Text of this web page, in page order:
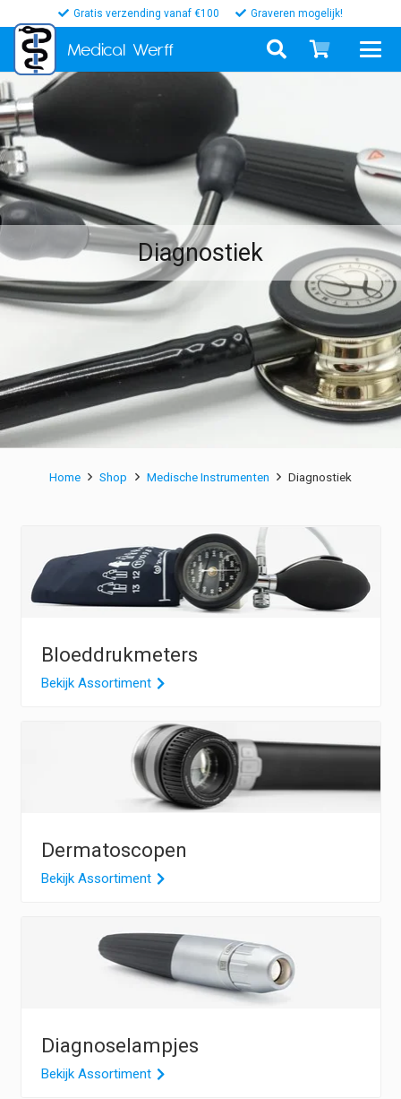
Gratis verzending vanaf €100 Graveren mogelijk!
Medical Werff
Diagnostiek
Home Shop Medische Instrumenten Diagnostiek
Bloeddrukmeters
Bekijk Assortiment
Dermatoscopen
Bekijk Assortiment
Diagnoselampjes
Bekijk Assortiment